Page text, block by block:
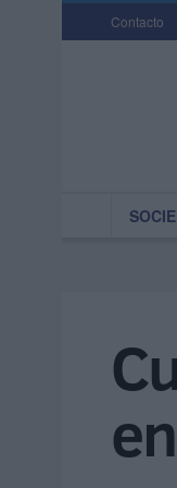
Contacto